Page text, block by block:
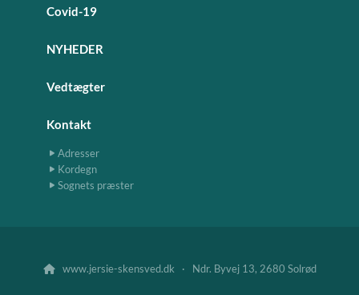
Covid-19
NYHEDER
Vedtægter
Kontakt
Adresser
Kordegn
Sognets præster
www.jersie-skensved.dk · Ndr. Byvej 13, 2680 Solrød